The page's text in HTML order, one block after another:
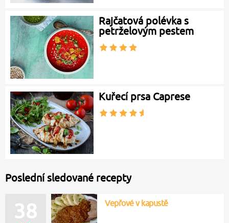
Rajčatová polévka s
petrželovým pestem
Kuřecí prsa Caprese
Poslední sledované recepty
38 Vepřové v kapustě